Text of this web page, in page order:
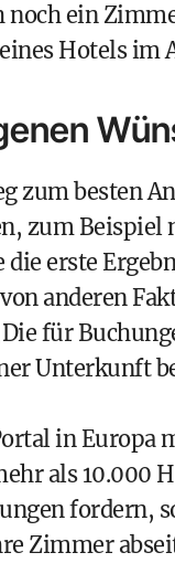
noch ein
Hotels im
zum besten
zum Beispiel
erste
anderen
für
Unterkunft
in
als 10.000
fordern,
Zimmer